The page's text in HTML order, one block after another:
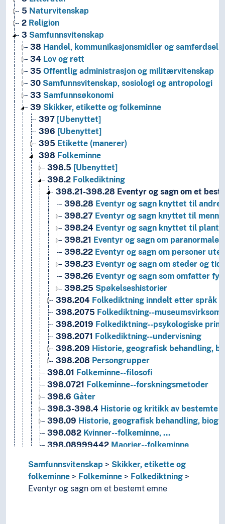
5 Naturvitenskap
2 Religion
3 Samfunnsvitenskap
38 Handel, kommunikasjonsmidler og samferdsel
34 Lov og rett
35 Offentlig administrasjon og militærvitenskap
30 Samfunnsvitenskap, sosiologi og antropologi
33 Samfunnsøkonomi
39 Skikker, etikette og folkeminne
397 [Ubenyttet]
396 [Ubenyttet]
395 Etikette (manerer)
398 Folkeminne
398.5 [Ubenyttet]
398.2 Folkediktning
398.21-398.28 Eventyr og sagn om et
398.28 Eventyr og sagn knyttet til andre
398.27 Eventyr og sagn knyttet til
398.24 Eventyr og sagn knyttet til
398.21 Eventyr og sagn om paranormale
398.22 Eventyr og sagn om personer
398.23 Eventyr og sagn om steder og
398.26 Eventyr og sagn som omfatter
398.25 Spøkelseshistorier
398.204 Folkediktning inndelt etter språk
398.2075 Folkediktning--
398.2019 Folkediktning--psykologiske
398.2071 Folkediktning--undervisning
398.209 Historie, geografisk behandling,
398.208 Persongrupper
398.01 Folkeminne--filosofi
398.0721 Folkeminne--forskningsmetoder
398.6 Gåter
398.3-398.4 Historie og kritikk av bestemte
398.09 Historie, geografisk behandling,
398.082 Kvinner--folkeminne, …
398.08999442 Maorier--folkeminne
398.8Rim og rimleker
398.7 Vitser og vittigheter
391-394Skikker
Samfunnsvitenskap
Skikker, etikette og
folkeminne
Folkeminne
Folkediktning
Eventyr og sagn om et bestemt emne